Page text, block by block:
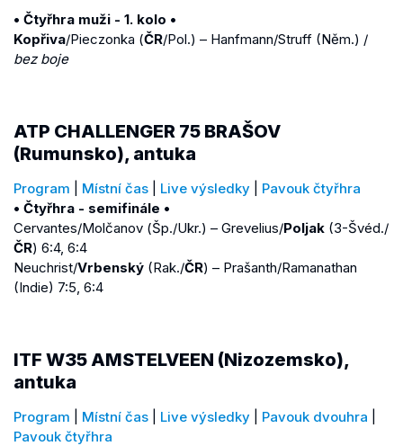
• Čtyřhra muži - 1. kolo •
Kopřiva/Pieczonka (ČR/Pol.) – Hanfmann/Struff (Něm.) /
bez boje
ATP CHALLENGER 75 BRAŠOV
(Rumunsko), antuka
Program Místní čas Live výsledky
Pavouk čtyřhra
• Čtyřhra - semifinále •
Cervantes/Molčanov (Šp./Ukr.) – Grevelius/Poljak (3-Švéd./
ČR) 6:4, 6:4
Neuchrist/Vrbenský (Rak./ČR) – Prašanth/Ramanathan
(Indie) 7:5, 6:4
ITF W35 AMSTELVEEN (Nizozemsko),
antuka
Program Místní čas Live výsledky Pavouk dvouhra
Pavouk čtyřhra